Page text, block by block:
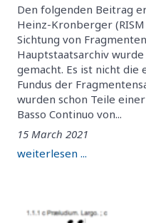
Den folgenden Beitrag
Heinz-Kronberger
Sichtung von
Hauptstaatsarchiv
gemacht. Es ist nicht die
Fundus der
wurden schon Teile
Basso Continuo von...
15 March 2021
weiterlesen ...